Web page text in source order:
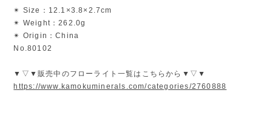
✴︎ Size：12.1×3.8×2.7cm
✴︎ Weight：262.0g
✴︎ Origin：China
No.80102
▼▽▼販売中のフローライト一覧はこちらから▼▽▼
https://www.kamokuminerals.com/categories/2760888